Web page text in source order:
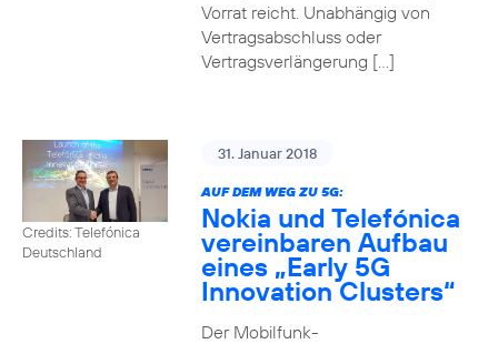
Vorrat reicht. Unabhängig von
Vertragsabschluss oder
Vertragsverlängerung […]
Credits: Telefónica
Deutschland
31. Januar 2018
AUF DEM WEG ZU 5G:
Nokia und Telefónica
vereinbaren Aufbau
eines „Early 5G
Innovation Clusters“
Der Mobilfunk-